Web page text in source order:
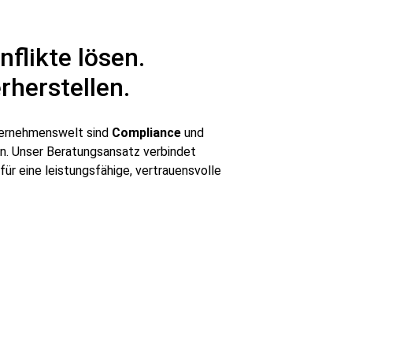
lösen.
sind Compliance und
Unser Beratungsansatz verbindet
eine leistungsfähige, vertrauensvolle